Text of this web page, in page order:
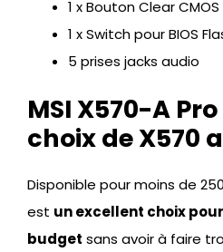
1 x Bouton Clear CMOS
1 x Switch pour BIOS
5 prises jacks audio
MSI X570-A
choix de X570
Disponible pour moins de
est un excellent choix
budget sans avoir à faire